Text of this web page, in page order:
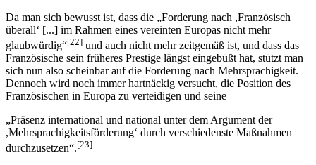
Da man sich bewusst ist, dass die „Forderung nach ,Französisch
überall‘ [...] im Rahmen eines vereinten Europas nicht mehr
glaubwürdig“[22] und auch nicht mehr zeitgemäß ist, und dass das
Französische sein früheres Prestige längst eingebüßt hat, stützt man
sich nun also scheinbar auf die Forderung nach Mehrsprachigkeit.
Dennoch wird noch immer hartnäckig versucht, die Position des
Französischen in Europa zu verteidigen und seine
„Präsenz international und national unter dem Argument der
,Mehrsprachigkeitsförderung‘ durch verschiedenste Maßnahmen
durchzusetzen“.[23]